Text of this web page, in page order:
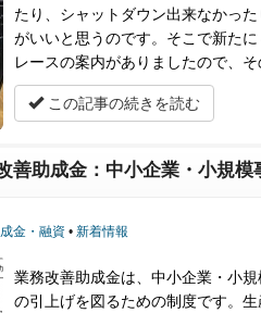
たり、シャットダウン出来なかっ
がいいと思うのです。そこで新た
レースの案内がありましたので、
この記事の続きを読む
善助成金：中小企業・小規
金・融資 • 新着情報
業務改善助成金は、中小企業・小
の引上げを図るための制度です。